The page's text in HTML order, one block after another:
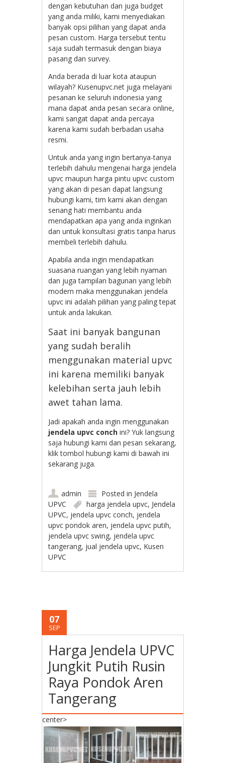
dengan kebutuhan dan juga budget
yang anda miliki, kami menyediakan
banyak opsi pilihan yang dapat anda
pesan custom. Harga tersebut tentu
saja sudah termasuk dengan biaya
pasang dan survey.
Anda berada di luar kota ataupun
wilayah? Kusenupvc.net juga melayani
pesanan ke seluruh indonesia yang
mana dapat anda pesan secara online,
kami sangat dapat anda percaya
karena kami sudah berbadan usaha
resmi.
Untuk anda yang ingin bertanya-tanya
terlebih dahulu mengenai harga jendela
upvc maupun harga pintu upvc custom
yang akan di pesan dapat langsung
hubungi kami, tim kami akan dengan
senang hati membantu anda
mendapatkan apa yang anda inginkan
dan untuk konsultasi gratis tanpa harus
membeli terlebih dahulu.
Apabila anda ingin mendapatkan
suasana ruangan yang lebih nyaman
dan juga tampilan bagunan yang lebih
modern maka menggunakan jendela
upvc ini adalah pilihan yang paling tepat
untuk anda lakukan.
Saat ini banyak bangunan
yang sudah beralih
menggunakan material upvc
ini karena memiliki banyak
kelebihan serta jauh lebih
awet tahan lama.
Jadi apakah anda ingin menggunakan
jendela upvc conch ini? Yuk langsung
saja hubungi kami dan pesan sekarang,
klik tombol hubungi kami di bawah ini
sekarang juga.
admin Posted in Jendela
UPVC
harga jendela upvc, Jendela
UPVC, jendela upvc conch, jendela
upvc pondok aren, jendela upvc putih,
jendela upvc swing, jendela upvc
tangerang, jual jendela upvc, Kusen
UPVC
07
SEP
Harga Jendela UPVC
Jungkit Putih Rusin
Raya Pondok Aren
Tangerang
center>